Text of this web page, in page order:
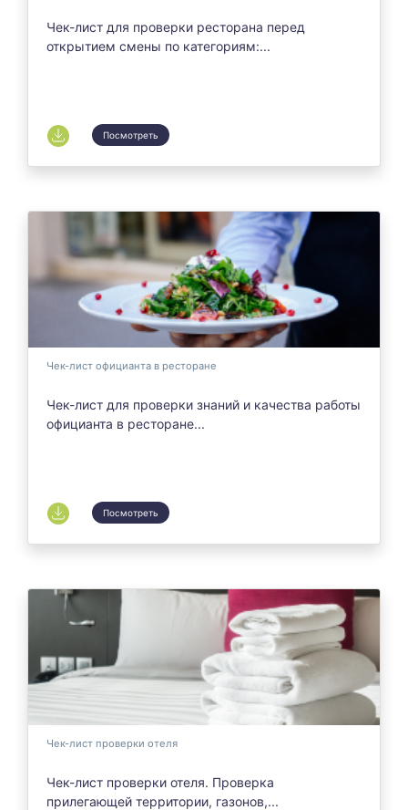
Чек-лист для проверки ресторана перед
открытием смены по категориям:...
Посмотреть
Чек-лист официанта в ресторане
Чек-лист для проверки знаний и качества работы
официанта в ресторане...
Посмотреть
Чек-лист проверки отеля
Чек-лист проверки отеля. Проверка
прилегающей территории, газонов,...